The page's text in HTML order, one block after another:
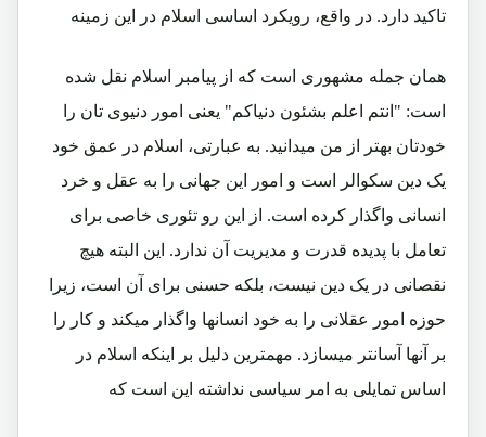
تاکید دارد. در واقع، رویکرد اساسی اسلام در این زمینه
همان جمله مشهوری است که از پیامبر اسلام نقل شده
است: "انتم اعلم بشئون دنیاکم" یعنی امور دنیوی تان را
خودتان بهتر از من میدانید. به عبارتی، اسلام در عمق خود
یک دین سکوالر است و امور این جهانی را به عقل و خرد
انسانی واگذار کرده است. از این رو تئوری خاصی برای
تعامل با پدیده قدرت و مدیریت آن ندارد. این البته هیچ
نقصانی در یک دین نیست، بلکه حسنی برای آن است، زیرا
حوزه امور عقلانی را به خود انسانها واگذار میکند و کار را
بر آنها آسانتر میسازد. مهمترین دلیل بر اینکه اسلام در
اساس تمایلی به امر سیاسی نداشته این است که